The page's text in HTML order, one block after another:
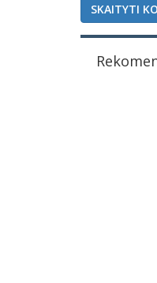
SKAITYTI